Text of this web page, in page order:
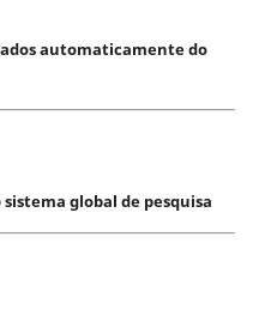
automaticamente do
global de pesquisa